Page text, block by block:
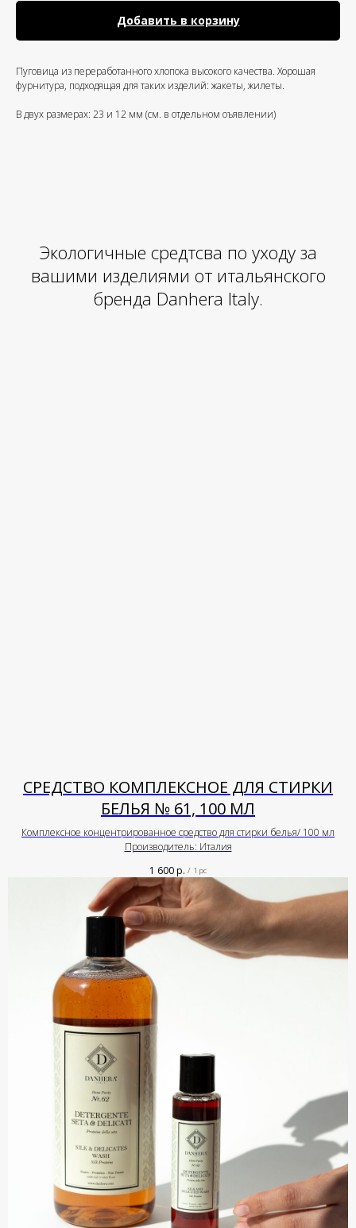
Добавить в корзину
Пуговица из переработанного хлопока высокого качества. Хорошая
фурнитура, подходящая для таких изделий: жакеты, жилеты.
В двух размерах: 23 и 12 мм (см. в отдельном оъявлении)
Экологичные средтсва по уходу за
вашими изделиями от итальянского
бренда Danhera Italy.
СРЕДСТВО КОМПЛЕКСНОЕ ДЛЯ СТИРКИ
БЕЛЬЯ № 61, 100 МЛ
Комплексное концентрированное средство для стирки белья/ 100 мл
Производитель: Италия
1 600р. / 1 pc